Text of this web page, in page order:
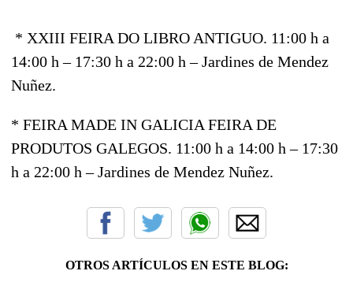
* XXIII FEIRA DO LIBRO ANTIGUO. 11:00 h a
14:00 h – 17:30 h a 22:00 h – Jardines de Mendez
Nuñez.
* FEIRA MADE IN GALICIA FEIRA DE
PRODUTOS GALEGOS. 11:00 h a 14:00 h – 17:30
h a 22:00 h – Jardines de Mendez Nuñez.
OTROS ARTÍCULOS EN ESTE BLOG: